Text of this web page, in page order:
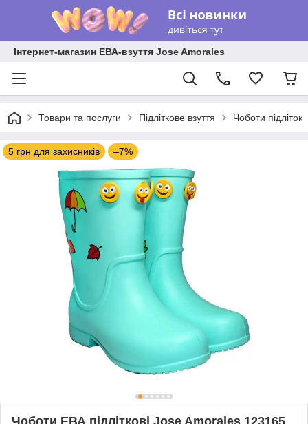
Інтернет-магазин ЕВА-взуття Jose Amorales
Товари та послуги Підліткове взуття Чоботи підліток
5 грн для захисників –7%
Чоботи ЕВА підліткові Jose Amorales 123165